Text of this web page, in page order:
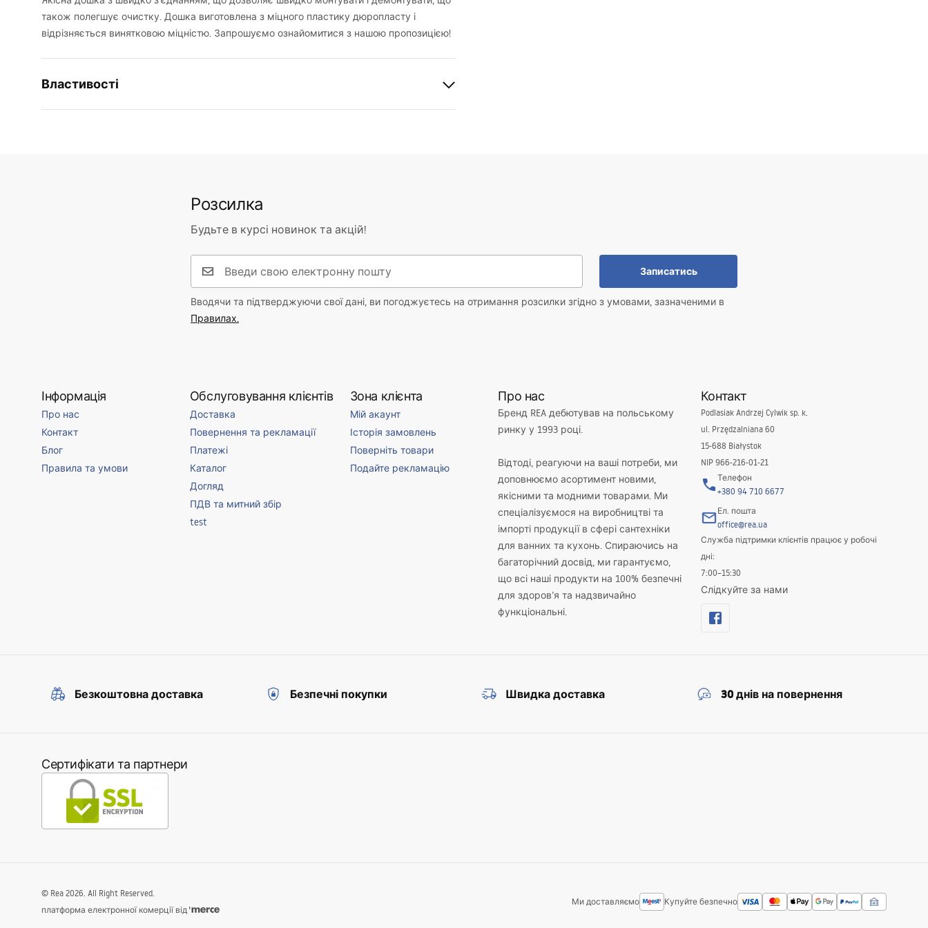
також полегшує очистку. Дошка виготовлена з міцного пластику дюропласту і
відрізняється винятковою міцністю. Запрошуємо ознайомитися з нашою пропозицією!
Властивості
Розсилка
Будьте в курсі новинок та акцій!
Записатись
Вводячи та підтверджуючи свої дані, ви погоджуєтесь на отримання розсилки згідно з умовами, зазначеними в
Правилах.
Інформація
Про нас
Контакт
Блог
Правила та умови
Обслуговування клієнтів
Доставка
Повернення та рекламації
Платежі
Каталог
Догляд
ПДВ та митний збір
test
Зона клієнта
Мій акаунт
Історія замовлень
Поверніть товари
Подайте рекламацію
Про нас
Бренд REA дебютував на польському
ринку у 1993 році.
Відтоді, реагуючи на ваші потреби, ми
доповнюємо асортимент новими,
якісними та модними товарами. Ми
спеціалізуємося на виробництві та
імпорті продукції в сфері сантехніки
для ванних та кухонь. Спираючись на
багаторічний досвід, ми гарантуємо,
що всі наші продукти на 100% безпечні
для здоров’я та надзвичайно
функціональні.
Контакт
Podlasiak Andrzej Cylwik sp. k.
ul. Przędzalniana 60
15-688 Białystok
NIP 966-216-01-21
Телефон
+380 94 710 6677
Ел. пошта
office@rea.ua
Служба підтримки клієнтів працює у робочі
дні:
7:00–15:30
Слідкуйте за нами
Безкоштовна доставка Безпечні покупки Швидка доставка 30 днів на повернення
Сертифікати та партнери
Ми доставляємо Купуйте безпечно
© Rea 2026. All Right Reserved.
платформа електронної комерції від